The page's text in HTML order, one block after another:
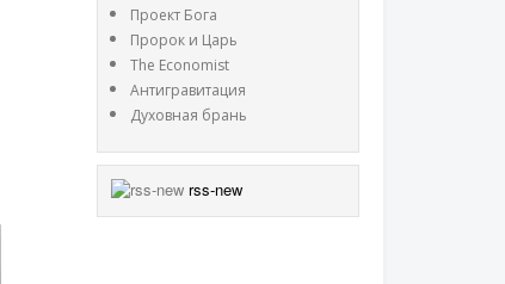
Проект Бога
Пророк и Царь
The Economist
Антигравитация
Духовная брань
rss-new